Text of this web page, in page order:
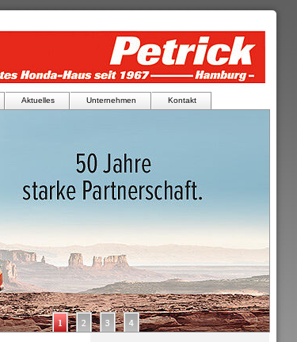
Aktuelles Unternehmen Kontakt